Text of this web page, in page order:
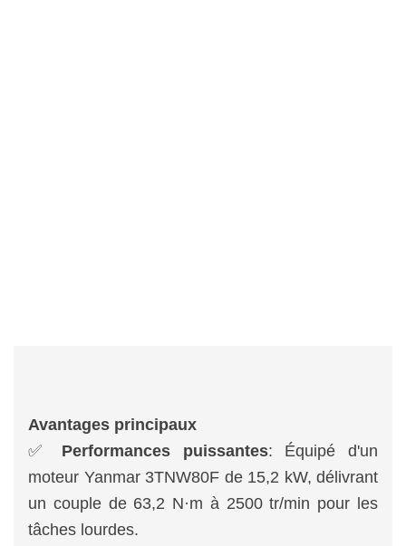
Avantages principaux
✅ Performances puissantes: Équipé d'un
moteur Yanmar 3TNW80F de 15,2 kW, délivrant
un couple de 63,2 N·m à 2500 tr/min pour les
tâches lourdes.